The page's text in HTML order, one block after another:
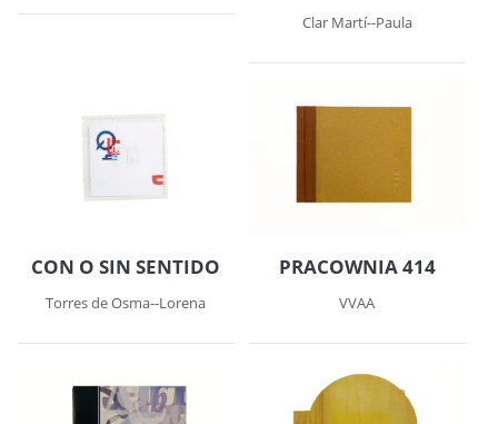
Clar Martí--Paula
CON O SIN SENTIDO
Torres de Osma--Lorena
PRACOWNIA 414
VVAA